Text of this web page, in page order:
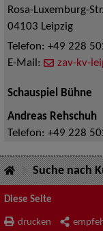
Rosa-Luxemburg-
04103 Leipzig
Telefon: +49 228
E-Mail:
zav-kv-
Schauspiel Bühne
Andreas Rehschuh
Telefon: +49 228
Suche nach
Diese Seite
drucken